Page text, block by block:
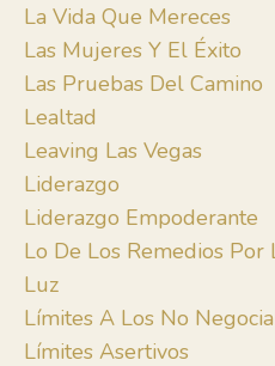
La Vida Que Mereces
Las Mujeres Y El Éxito
Las Pruebas Del Camino
Lealtad
Leaving Las Vegas
Liderazgo
Liderazgo Empoderante
Lo De Los Remedios Por
Luz
Límites A Los No
Límites Asertivos